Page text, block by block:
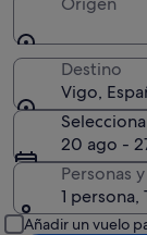
Destino
Vigo,
20 ago -
Personas
1 persona,
Añadir un vuelo